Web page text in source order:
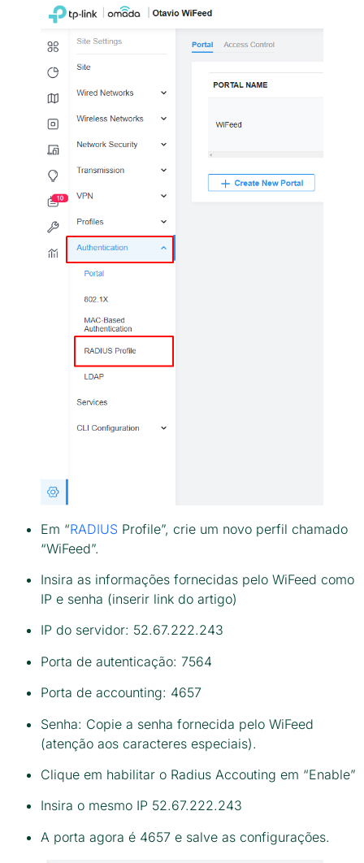
Em “RADIUS Profile”, crie um novo perfil chamado
“WiFeed”.
Insira as informações fornecidas pelo WiFeed como
IP e senha (inserir link do artigo)
IP do servidor: 52.67.222.243
Porta de autenticação: 7564
Porta de accounting: 4657
Senha: Copie a senha fornecida pelo WiFeed
(atenção aos caracteres especiais).
Clique em habilitar o Radius Accouting em “Enable”
Insira o mesmo IP 52.67.222.243
A porta agora é 4657 e salve as configurações.